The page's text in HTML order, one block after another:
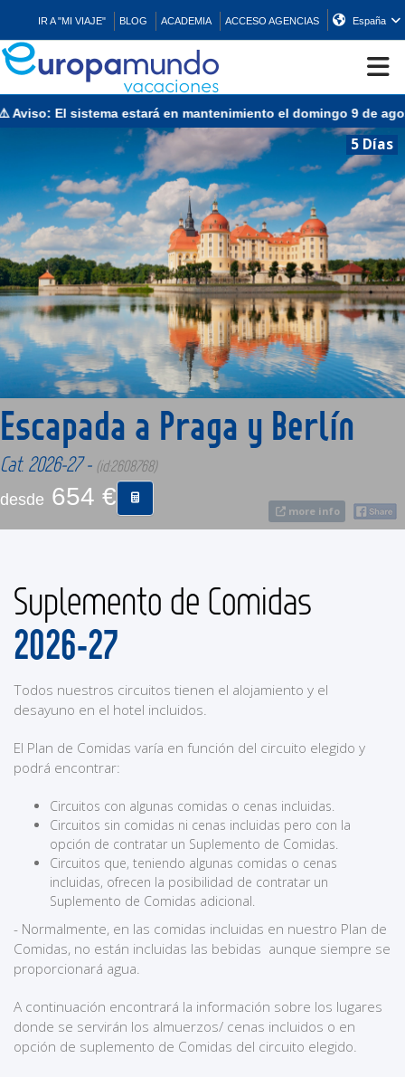
IR A "MI VIAJE" BLOG ACADEMIA ACCESO AGENCIAS España
CRUCEROS
EUROPA
ASIA
ORIENTE
PROMOCIONES
COMPRAR
El sistema estará en mantenimiento el domingo 9 de agosto
5 Días
more info
Escapada a Praga y Berlín
Cat. 2026-27 - (id:2608768)
desde 654 €
Suplemento de Comidas
2026-27
Todos nuestros circuitos tienen el alojamiento y el
desayuno en el hotel incluidos.
El Plan de Comidas varía en función del circuito elegido y
podrá encontrar:
Circuitos con algunas comidas o cenas incluidas.
Circuitos sin comidas ni cenas incluidas pero con la
opción de contratar un Suplemento de Comidas.
Circuitos que, teniendo algunas comidas o cenas
incluidas, ofrecen la posibilidad de contratar un
Suplemento de Comidas adicional.
- Normalmente, en las comidas incluidas en nuestro Plan de
Comidas, no están incluidas las bebidas aunque siempre se
proporcionará agua.
A continuación encontrará la información sobre los lugares
donde se servirán los almuerzos/ cenas incluidos o en
opción de suplemento de Comidas del circuito elegido.